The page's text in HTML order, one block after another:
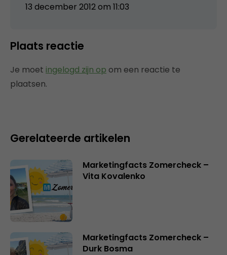
13 december 2012 om 11:03
Plaats reactie
Je moet ingelogd zijn op om een reactie te
plaatsen.
Gerelateerde artikelen
Marketingfacts Zomercheck –
Vita Kovalenko
Marketingfacts Zomercheck –
Durk Bosma